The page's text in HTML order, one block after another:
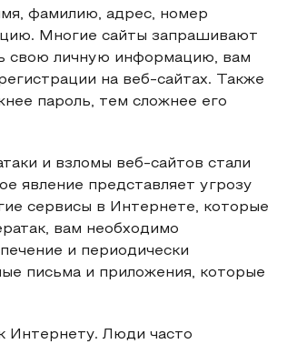
фамилию, адрес, номер
Многие сайты запрашивают
свою личную информацию, вам
на веб-сайтах. Также
пароль, тем сложнее его
и взломы веб-сайтов стали
явление представляет угрозу
сервисы в Интернете, которые
вам необходимо
и периодически
письма и приложения, которые
Интернету. Люди часто